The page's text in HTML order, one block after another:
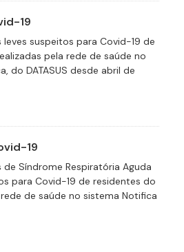
19
suspeitos para Covid-19 de
pela rede de saúde no
do DATASUS desde abril de
19
Síndrome Respiratória Aguda
para Covid-19 de residentes do
de saúde no sistema Notifica